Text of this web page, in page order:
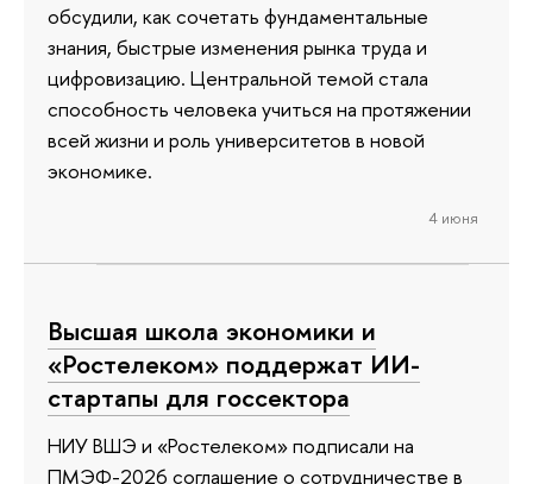
обсудили, как сочетать фундаментальные
знания, быстрые изменения рынка труда и
цифровизацию. Центральной темой стала
способность человека учиться на протяжении
всей жизни и роль университетов в новой
экономике.
4 июня
Высшая школа экономики и
«Ростелеком» поддержат ИИ-
стартапы для госсектора
НИУ ВШЭ и «Ростелеком» подписали на
ПМЭФ-2026 соглашение о сотрудничестве в